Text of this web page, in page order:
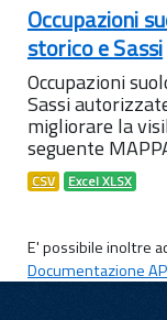
Occupazioni
storico e Sassi
Occupazioni
Sassi
migliorare la
seguente
CSV Excel XLSX
E' possibile inoltre
Documentazione